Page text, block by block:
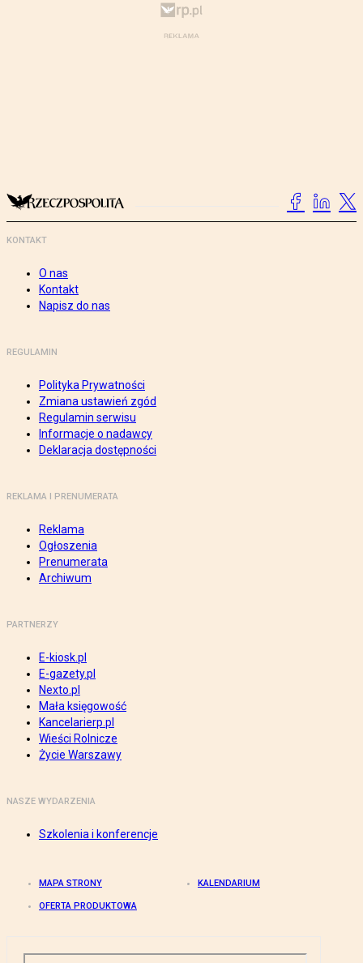
KONTAKT
O nas
Kontakt
Napisz do nas
REGULAMIN
Polityka Prywatności
Zmiana ustawień zgód
Regulamin serwisu
Informacje o nadawcy
Deklaracja dostępności
REKLAMA I PRENUMERATA
Reklama
Ogłoszenia
Prenumerata
Archiwum
PARTNERZY
E-kiosk.pl
E-gazety.pl
Nexto.pl
Mała księgowość
Kancelarierp.pl
Wieści Rolnicze
Życie Warszawy
NASZE WYDARZENIA
Szkolenia i konferencje
MAPA STRONY KALENDARIUM
OFERTA PRODUKTOWA